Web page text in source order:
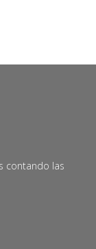
contando las